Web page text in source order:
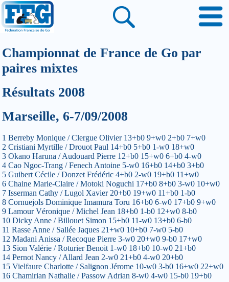
Championnat de France de Go par
paires mixtes
Résultats 2008
Marseille, 6-7/09/2008
1 Berreby Monique / Clergue Olivier 13+b0 9+w0 2+b0 7+w0
2 Cristiani Myrtille / Drouot Paul 14+b0 5+b0 1-w0 18+w0
3 Okano Haruna / Audouard Pierre 12+b0 15+w0 6+b0 4-w0
4 Cao Ngoc-Trang / Fenech Antoine 5-w0 16+b0 14+b0 3+b0
5 Guibert Cécile / Donzet Frédéric 4+b0 2-w0 19+b0 11+w0
6 Chaine Marie-Claire / Motoki Noguchi 17+b0 8+b0 3-w0 10+w0
7 Isserman Cathy / Lugol Xavier 20+b0 19+w0 11+b0 1-b0
8 Cornuejols Dominique Imamura Toru 16+b0 6-w0 17+b0 9+w0
9 Lamour Véronique / Michel Jean 18+b0 1-b0 12+w0 8-b0
10 Dicky Anne / Billouet Simon 15+b0 11-w0 13+b0 6-b0
11 Rasse Anne / Sallée Jaques 21+w0 10+b0 7-w0 5-b0
12 Madani Anissa / Recoque Pierre 3-w0 20+w0 9-b0 17+w0
13 Sion Valérie / Roturier Benoit 1-w0 18+b0 10-w0 21+b0
14 Pernot Nancy / Allard Jean 2-w0 21+b0 4-w0 20+b0
15 Vielfaure Charlotte / Salignon Jérome 10-w0 3-b0 16+w0 22+w0
16 Chamirian Nathalie / Passow Adrian 8-w0 4-w0 15-b0 19+b0